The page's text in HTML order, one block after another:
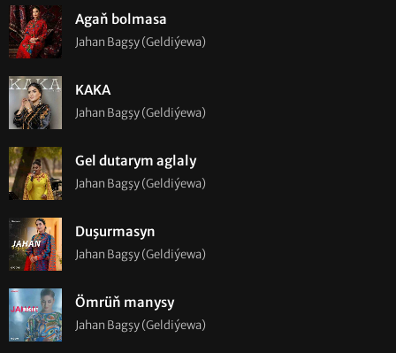
Agaň bolmasa
Jahan Bagşy (Geldiýewa)
KAKA
Jahan Bagşy (Geldiýewa)
Gel dutarym aglaly
Jahan Bagşy (Geldiýewa)
Duşurmasyn
Jahan Bagşy (Geldiýewa)
Ömrüň manysy
Jahan Bagşy (Geldiýewa)